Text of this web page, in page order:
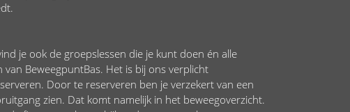
je ook de groepslessen die je kunt doen én alle
BeweegpuntBas. Het is bij ons verplicht
Door te reserveren ben je verzekert van een
zien. Dat komt namelijk in het beweegoverzicht.